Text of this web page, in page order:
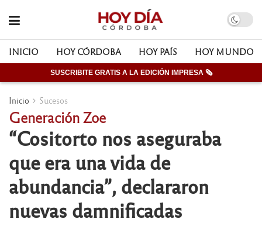
INICIO HOY CÓRDOBA HOY PAÍS HOY MUNDO
SUSCRIBITE GRATIS A LA EDICIÓN IMPRESA 🗞
Inicio Sucesos
Generación Zoe
“Cositorto nos aseguraba
que era una vida de
abundancia”, declararon
nuevas damnificadas